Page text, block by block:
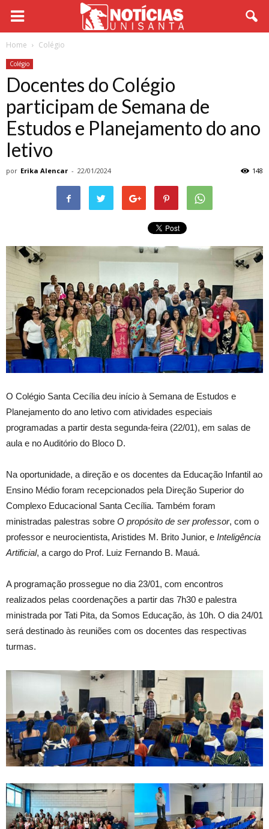
Home Colégio
Colégio
Docentes do Colégio
participam de Semana de
Estudos e Planejamento do ano
letivo
por Erika Alencar - 22/01/2024 148
O Colégio Santa Cecília deu início à Semana de Estudos e
Planejamento do ano letivo com atividades especiais
programadas a partir desta segunda-feira (22/01), em salas de
aula e no Auditório do Bloco D.
Na oportunidade, a direção e os docentes da Educação Infantil ao
Ensino Médio foram recepcionados pela Direção Superior do
Complexo Educacional Santa Cecília. Também foram
ministradas palestras sobre O propósito de ser professor, com o
professor e neurocientista, Aristides M. Brito Junior, e Inteligência
Artificial, a cargo do Prof. Luiz Fernando B. Mauá.
A programação prossegue no dia 23/01, com encontros
realizados pelas coordenações a partir das 7h30 e palestra
ministrada por Tati Pita, da Somos Educação, às 10h. O dia 24/01
será destinado às reuniões com os docentes das respectivas
turmas.